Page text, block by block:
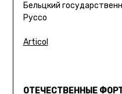
Бельцкий
Руссо
Articol
ОТЕЧЕСТВЕННЫЕ